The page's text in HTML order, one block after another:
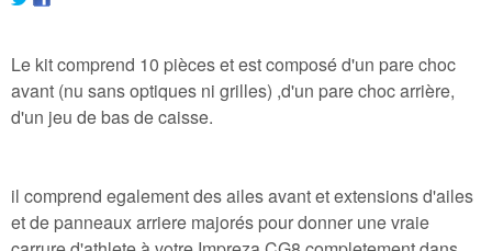
Le kit comprend 10 pièces et est composé d'un pare choc
avant (nu sans optiques ni grilles) ,d'un pare choc arrière,
d'un jeu de bas de caisse.
il comprend egalement des ailes avant et extensions d'ailes
et de panneaux arriere majorés pour donner une vraie